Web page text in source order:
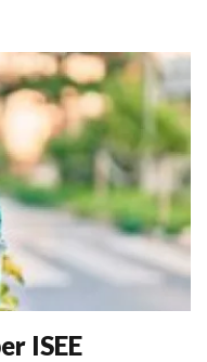
ISEE